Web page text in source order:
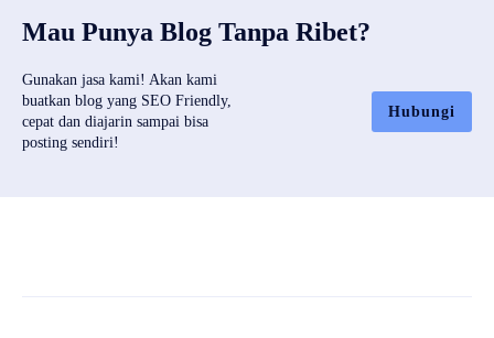
Mau Punya Blog Tanpa Ribet?
Gunakan jasa kami! Akan kami
buatkan blog yang SEO Friendly,
cepat dan diajarin sampai bisa
posting sendiri!
Hubungi